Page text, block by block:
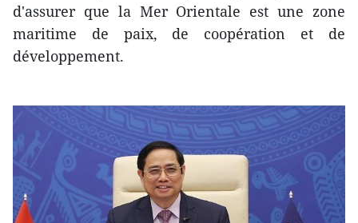
d'assurer que la Mer Orientale est une zone
maritime de paix, de coopération et de
développement.